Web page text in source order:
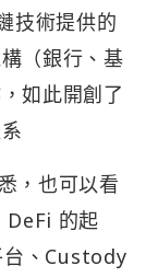
技術提供的
（銀行、基
如此開創了
，也可以看
DeFi 的起
、Custody